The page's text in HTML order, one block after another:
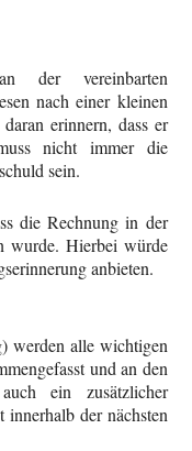
vereinbarten
nach einer kleinen
erinnern, dass er
nicht immer die
sein.
die Rechnung in der
wurde. Hierbei würde
anbieten.
werden alle wichtigen
und an den
ein zusätzlicher
der nächsten